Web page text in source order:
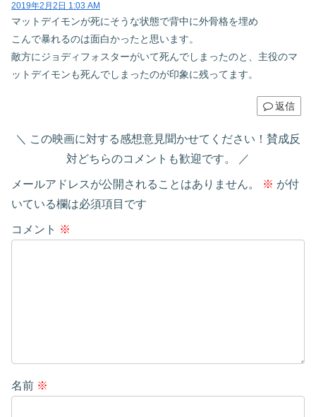
2019年2月2日 1:03 AM
マットデイモンが死にそうな状態で背中に外骨格を埋め
こんで暴れるのは面白かったと思います。
敵方にジョディフォスターがいて死んでしまったのと、主役のマ
ットデイモンも死んでしまったのが印象に残ってます。
返信
この映画に対する感想意見聞かせてください！賛成反
対どちらのコメントも歓迎です。
メールアドレスが公開されることはありません。 ※ が付
いている欄は必須項目です
コメント ※
名前 ※